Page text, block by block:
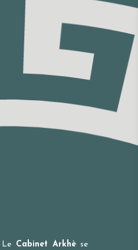
Le Cabinet Arkhèse